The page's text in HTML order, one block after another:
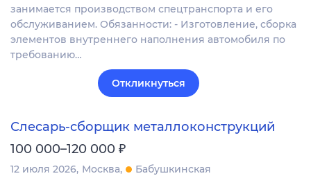
занимается производством спецтранспорта и его
обслуживанием. Обязанности: - Изготовление, сборка
элементов внутреннего наполнения автомобиля по
требованию…
Откликнуться
Слесарь-сборщик металлоконструкций
100 000–120 000 ₽
12 июля 2026 Москва
Бабушкинская